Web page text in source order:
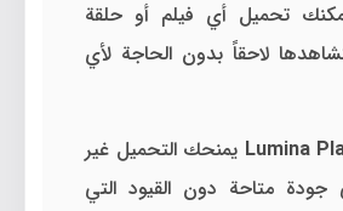
تحميل أي فيلم أو حلقة
لاحقاً بدون الحاجة لأي
يمنحك التحميل غير
جودة متاحة دون القيود التي